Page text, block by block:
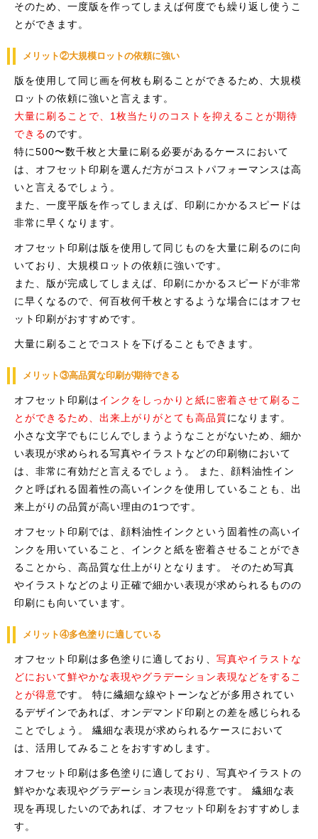
そのため、一度版を作ってしまえば何度でも繰り返し使うこ
とができます。
メリット②大規模ロットの依頼に強い
版を使用して同じ画を何枚も刷ることができるため、大規模
ロットの依頼に強いと言えます。
大量に刷ることで、1枚当たりのコストを抑えることが期待
できるのです。
特に500〜数千枚と大量に刷る必要があるケースにおいて
は、オフセット印刷を選んだ方がコストパフォーマンスは高
いと言えるでしょう。
また、一度平版を作ってしまえば、印刷にかかるスピードは
非常に早くなります。
オフセット印刷は版を使用して同じものを大量に刷るのに向
いており、大規模ロットの依頼に強いです。
また、版が完成してしまえば、印刷にかかるスピードが非常
に早くなるので、何百枚何千枚とするような場合にはオフセ
ット印刷がおすすめです。
大量に刷ることでコストを下げることもできます。
メリット③高品質な印刷が期待できる
オフセット印刷はインクをしっかりと紙に密着させて刷るこ
とができるため、出来上がりがとても高品質になります。
小さな文字でもにじんでしまうようなことがないため、細か
い表現が求められる写真やイラストなどの印刷物において
は、非常に有効だと言えるでしょう。 また、顔料油性イン
クと呼ばれる固着性の高いインクを使用していることも、出
来上がりの品質が高い理由の1つです。
オフセット印刷では、顔料油性インクという固着性の高いイ
ンクを用いていること、インクと紙を密着させることができ
ることから、高品質な仕上がりとなります。 そのため写真
やイラストなどのより正確で細かい表現が求められるものの
印刷にも向いています。
メリット④多色塗りに適している
オフセット印刷は多色塗りに適しており、 写真やイラストな
どにおいて鮮やかな表現やグラデーション表現などをするこ
とが得意です。 特に繊細な線やトーンなどが多用されてい
るデザインであれば、オンデマンド印刷との差を感じられる
ことでしょう。 繊細な表現が求められるケースにおいて
は、活用してみることをおすすめします。
オフセット印刷は多色塗りに適しており、写真やイラストの
鮮やかな表現やグラデーション表現が得意です。 繊細な表
現を再現したいのであれば、オフセット印刷をおすすめしま
す。